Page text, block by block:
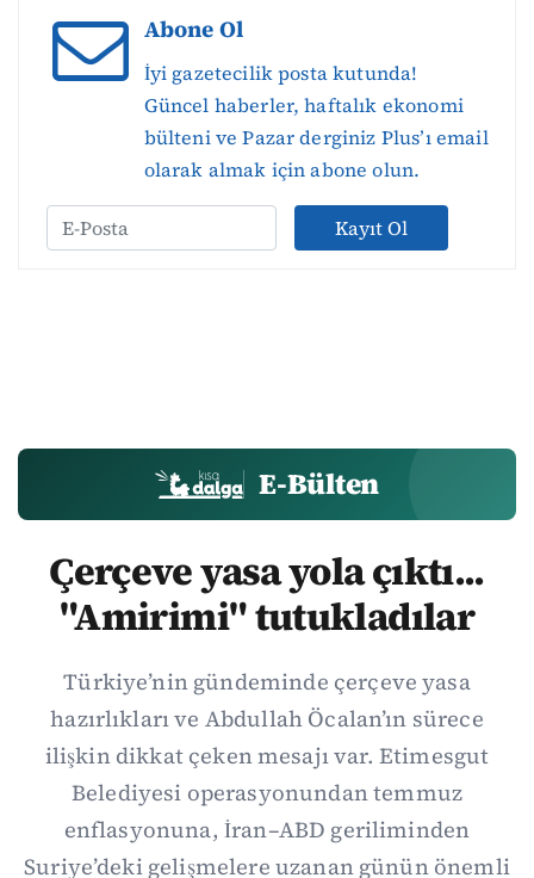
Abone Ol
İyi gazetecilik posta kutunda!
Güncel haberler, haftalık ekonomi
bülteni ve Pazar derginiz Plus’ı email
olarak almak için abone olun.
Kayıt Ol
E-Bülten
Çerçeve yasa yola çıktı...
"Amirimi" tutukladılar
Türkiye’nin gündeminde çerçeve yasa
hazırlıkları ve Abdullah Öcalan’ın sürece
ilişkin dikkat çeken mesajı var. Etimesgut
Belediyesi operasyonundan temmuz
enflasyonuna, İran–ABD geriliminden
Suriye’deki gelişmelere uzanan günün önemli